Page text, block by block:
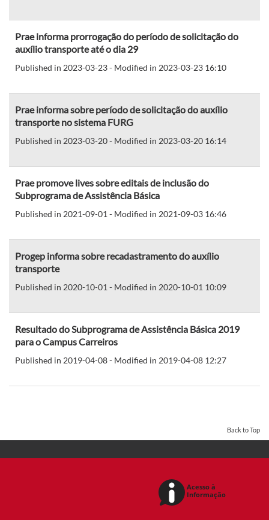
Prae informa prorrogação do período de solicitação do
auxílio transporte até o dia 29
Published in 2023-03-23 - Modified in 2023-03-23 16:10
Prae informa sobre período de solicitação do auxílio
transporte no sistema FURG
Published in 2023-03-20 - Modified in 2023-03-20 16:14
Prae promove lives sobre editais de inclusão do
Subprograma de Assistência Básica
Published in 2021-09-01 - Modified in 2021-09-03 16:46
Progep informa sobre recadastramento do auxílio
transporte
Published in 2020-10-01 - Modified in 2020-10-01 10:09
Resultado do Subprograma de Assistência Básica 2019
para o Campus Carreiros
Published in 2019-04-08 - Modified in 2019-04-08 12:27
Back to Top